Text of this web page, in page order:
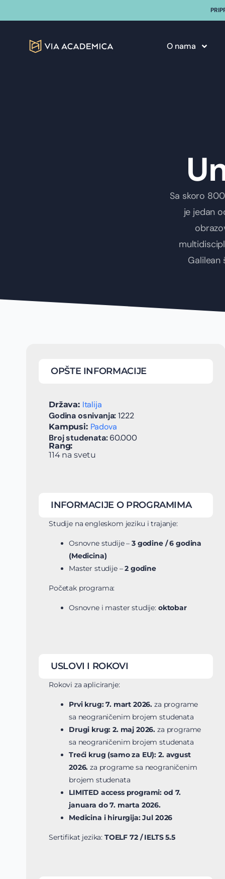
O nama
Sa skoro
je jedan
Galilean
OPŠTE INFORMACIJE
Država: Italija
Godina osnivanja:1222
Kampusi: Padova
Broj studenata:60.000
Rang:
114 na svetu
INFORMACIJE O PROGRAMIMA
Studije na engleskom jeziku i trajanje:
Osnovne studije – 3 godine / 6 godina
(Medicina)
Master studije –2 godine
Početak programa:
Osnovne i master studije: oktobar
USLOVI I ROKOVI
Rokovi za apliciranje:
Prvi krug: 7. mart 2026. za programe
sa neograničenim brojem studenata
Drugi krug: 2. maj 2026. za programe
sa neograničenim brojem studenata
Treći krug (samo za EU): 2. avgust
2026.za programe sa neograničenim
brojem studenata
LIMITED access programi: od 7.
januara do 7. marta 2026.
Medicina i hirurgija: Jul 2026
Sertifikat jezika: TOELF 72 / IELTS 5.5